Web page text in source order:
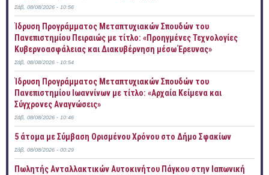
Σάβ, 08/08/2026 - 10:56
Ίδρυση Προγράμματος Μεταπτυχιακών Σπουδών του
Πανεπιστημίου Πειραιώς με τίτλο: «Προηγμένες Τεχνολογίες
Κυβερνοασφάλειας και Διακυβέρνηση μέσω Έρευνας»
Σάβ, 08/08/2026 - 10:54
Ίδρυση Προγράμματος Μεταπτυχιακών Σπουδών του
Πανεπιστημίου Ιωαννίνων με τίτλο: «Αρχαία Κείμενα και
Σύγχρονες Αναγνώσεις»
Σάβ, 08/08/2026 - 10:46
5 άτομα με Σύμβαση Ορισμένου Χρόνου στο Δήμο Σφακίων
Σάβ, 08/08/2026 - 00:29
Πωλητής Ανταλλακτικών Αυτοκινήτου Πάγκου στην Ιαπωνική